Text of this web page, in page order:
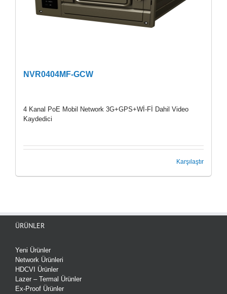
NVR0404MF-GCW
4 Kanal PoE Mobil Network 3G+GPS+Wİ-Fİ Dahil Video
Kaydedici
Karşılaştır
ÜRÜNLER
Yeni Ürünler
Network Ürünleri
HDCVI Ürünler
Lazer – Termal Ürünler
Ex-Proof Ürünler